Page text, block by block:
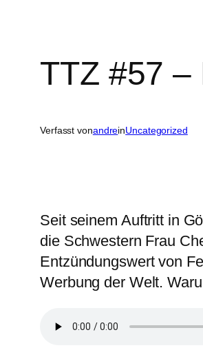
TTZ #57 –
Verfasst vonandreinUncategorized
Seit seinem Auftritt in
die Schwestern Frau
Entzündungswert von
Werbung der Welt.